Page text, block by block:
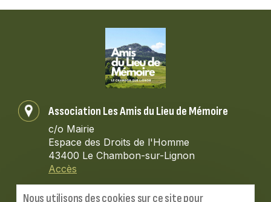
Association Les Amis du Lieu de Mémoire
c/o Mairie
Espace des Droits de l'Homme
43400 Le Chambon-sur-Lignon
Accès
Contactez-nous
Nous utilisons des cookies sur ce site pour